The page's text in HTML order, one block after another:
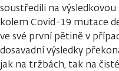
soustředili na výsledkovou
kolem Covid-19 mutace
ve své první pětině v
dosavadní výsledky
jak na tržbách, tak na